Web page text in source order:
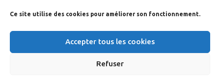
Ce site utilise des cookies pour améliorer son fonctionnement.
Accepter tous les cookies
Refuser
>